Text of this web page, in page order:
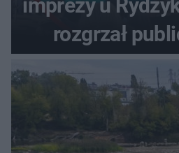
imprezy u
rozgrzał